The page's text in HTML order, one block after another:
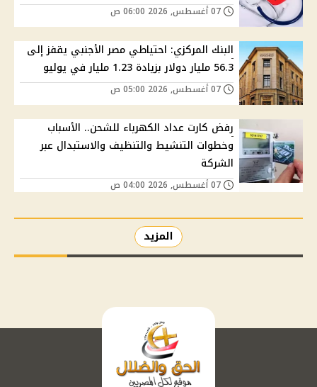
البنك المركزي: احتياطي مصر الأجنبي يقفز إلى
56.3 مليار دولار بزيادة 1.23 مليار في يوليو
رفض كارت عداد الكهرباء للشحن.. الأسباب
وخطوات التنشيط والتنظيف والاستبدال عبر
الشركة
المزيد